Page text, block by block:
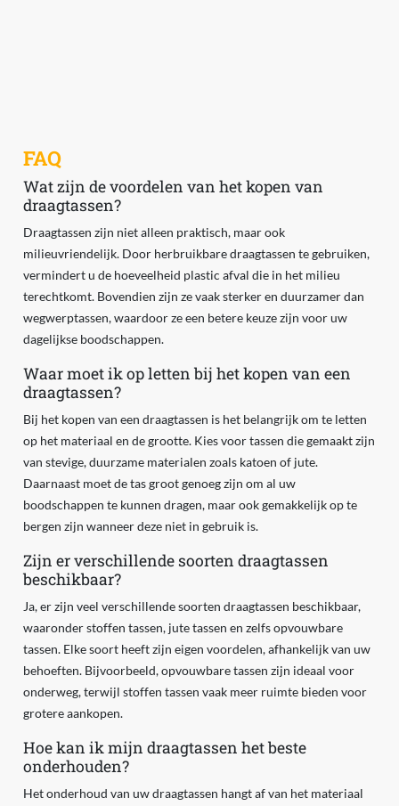
FAQ
Wat zijn de voordelen van het kopen van
draagtassen?
Draagtassen zijn niet alleen praktisch, maar ook
milieuvriendelijk. Door herbruikbare draagtassen te gebruiken,
vermindert u de hoeveelheid plastic afval die in het milieu
terechtkomt. Bovendien zijn ze vaak sterker en duurzamer dan
wegwerptassen, waardoor ze een betere keuze zijn voor uw
dagelijkse boodschappen.
Waar moet ik op letten bij het kopen van een
draagtassen?
Bij het kopen van een draagtassen is het belangrijk om te letten
op het materiaal en de grootte. Kies voor tassen die gemaakt zijn
van stevige, duurzame materialen zoals katoen of jute.
Daarnaast moet de tas groot genoeg zijn om al uw
boodschappen te kunnen dragen, maar ook gemakkelijk op te
bergen zijn wanneer deze niet in gebruik is.
Zijn er verschillende soorten draagtassen
beschikbaar?
Ja, er zijn veel verschillende soorten draagtassen beschikbaar,
waaronder stoffen tassen, jute tassen en zelfs opvouwbare
tassen. Elke soort heeft zijn eigen voordelen, afhankelijk van uw
behoeften. Bijvoorbeeld, opvouwbare tassen zijn ideaal voor
onderweg, terwijl stoffen tassen vaak meer ruimte bieden voor
grotere aankopen.
Hoe kan ik mijn draagtassen het beste
onderhouden?
Het onderhoud van uw draagtassen hangt af van het materiaal